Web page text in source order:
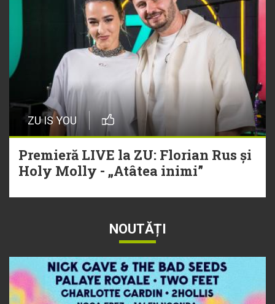
ZU IS YOU
Premieră LIVE la ZU: Florian Rus și
Holy Molly - „Atâtea inimi”
NOUTĂȚI